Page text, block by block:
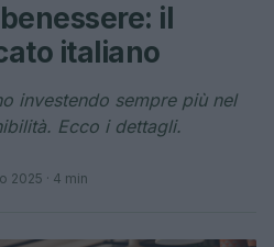
il
italiano
investendo sempre più nel
Ecco i dettagli.
2025 · 4 min